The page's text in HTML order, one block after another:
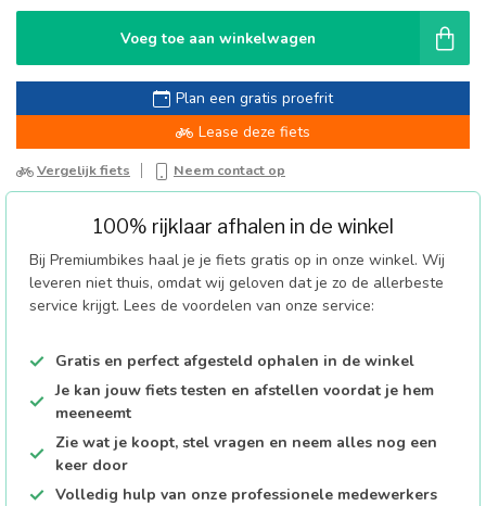
Voeg toe aan winkelwagen
Plan een gratis proefrit
Lease deze fiets
Vergelijk fiets Neem contact op
100% rijklaar afhalen in de winkel
Bij Premiumbikes haal je je fiets gratis op in onze winkel. Wij
leveren niet thuis, omdat wij geloven dat je zo de allerbeste
service krijgt. Lees de voordelen van onze service:
Gratis en perfect afgesteld ophalen in de winkel
Je kan jouw fiets testen en afstellen voordat je hem
meeneemt
Zie wat je koopt, stel vragen en neem alles nog een
keer door
Volledig hulp van onze professionele medewerkers